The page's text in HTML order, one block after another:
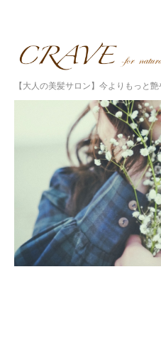
【大人の美髪サロン】今よりもっと